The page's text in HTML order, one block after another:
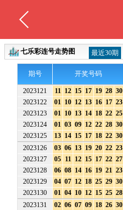
七乐彩连号走势图 最近30期
期号 开奖号码
2023121 11 12 15 17 19 28 30
2023122
01 10 12 13 16 17 23
2023123
01 10 13 14 18 22 25
2023124
01 03 09 12 22 28 30
2023125
13 14 15 17 18 22 30
2023126
03 06 13 19 20 22 23
2023127
05 11 12 15 17 22 27
2023128
06 08 14 16 19 21 23
2023129
04 07 12 18 25 29 30
2023130
01 04 10 12 15 25 28
2023131
02 06 07 09 18 26 30